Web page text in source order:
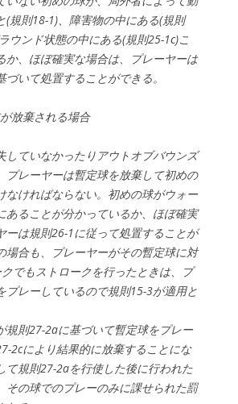
(規則18-1)、障害物の中にある(規則
ウンド状態の中にある(規則25-1c)こ
か、ほぼ確実な場合は、プレーヤーは
いて処置することができる。
棄される場合
ていなかったりアウトオブバウンズ
プレーヤーは暫定球を放棄して初めの
なければならない。初めの球がウォー
あることが分かっているか、ほぼ確実
ーは規則26-1に従って処置することが
場合も、プレーヤーがその暫定球に対
でもストロークを行ったときは、プ
プレーしているので規則15-3が適用と
規則27-2aに基づいて暫定球をプレー
2cにより結果的に放棄することにな
て規則27-2aを行使した後に行われた
その球でのプレーのみに課せられた罰